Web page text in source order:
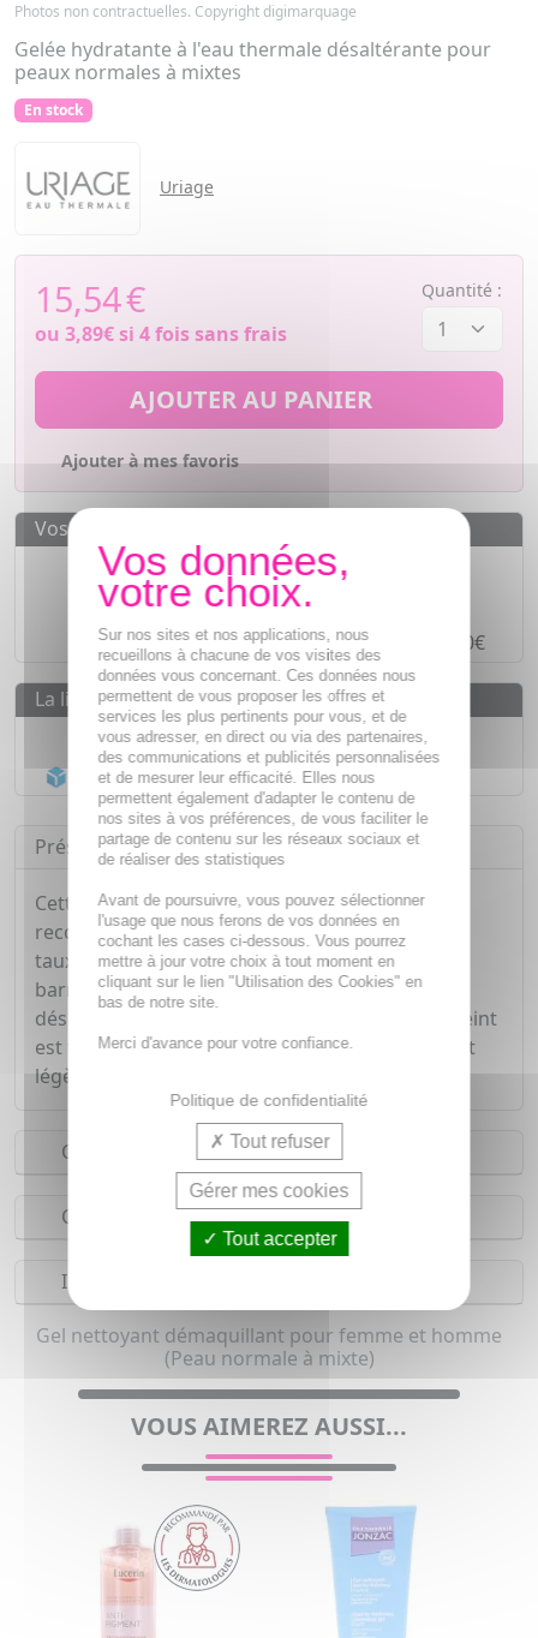
Photos non contractuelles. Copyright digimarquage
Gelée hydratante à l'eau thermale désaltérante pour
peaux normales à mixtes
En stock
Uriage
15,54€
ou 3,89€si 4 fois sans frais
Quantité :
AJOUTER AU PANIER
Ajouter à mes favoris
Vos avantages
Des prixIMBATTABLES
Paiement en ligneSÉCURISÉ
Paiement en4 fois sans fraisà partir de 30€
La livraison
Livraison gratuite dès55€
Acheminement Chronoposten 24h*
Présentation
Cette gelée est riche en eau thermale pour
reconstruire la barrière cutanée et maintenir le
taux d'hydratation optimale et durable. L'effet
barrière de la peau est restauré, ce qui limite la
déshydratation. La peau retrouve son éclat, le teint
est frais, le grain de peau est lissé. Sa texture est
légère.
Conseils d'utilisation
Composition
Indications
Gel nettoyant démaquillant pour femme et homme
(Peau normale à mixte)
VOUS AIMEREZ AUSSI...
Sur nos sites et nos applications, nous
recueillons à chacune de vos visites des
données vous concernant. Ces données nous
permettent de vous proposer les offres et
services les plus pertinents pour vous, et de
vous adresser, en direct ou via des partenaires,
des communications et publicités personnalisées
et de mesurer leur efficacité. Elles nous
permettent également d'adapter le contenu de
nos sites à vos préférences, de vous faciliter le
partage de contenu sur les réseaux sociaux et
de réaliser des statistiques
Avant de poursuivre, vous pouvez sélectionner
l'usage que nous ferons de vos données en
cochant les cases ci-dessous. Vous pourrez
mettre à jour votre choix à tout moment en
cliquant sur le lien "Utilisation des Cookies" en
bas de notre site.
Merci d'avance pour votre confiance.
Politique de confidentialité
Tout refuser
Gérer mes cookies
Tout accepter